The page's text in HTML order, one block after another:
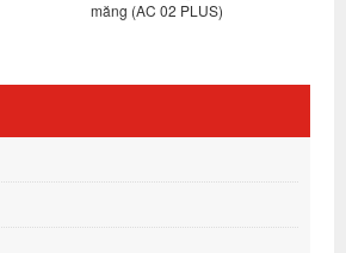
măng (AC 02 PLUS)